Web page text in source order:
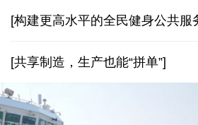
[构建更高水平的全民健身公共服
[共享制造，生产也能“拼单”]